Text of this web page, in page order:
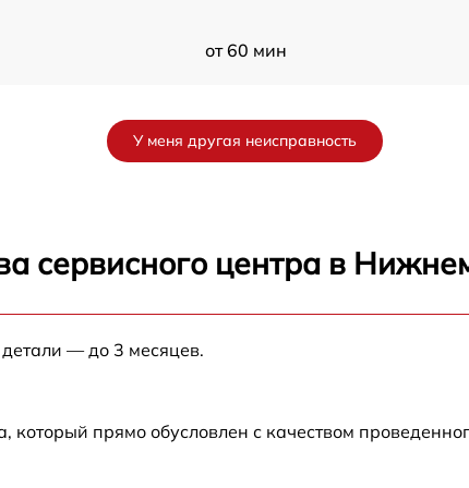
от 60 мин
У меня другая неисправность
сервисного центра в
— до 3 месяцев.
который прямо обусловлен с качеством